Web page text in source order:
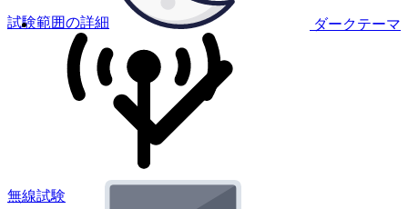
ダークテーマ
試験範囲の詳細
無線試験